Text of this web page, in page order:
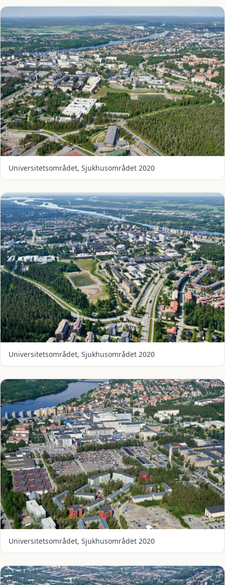
Universitetsområdet, Sjukhusområdet 2020
Universitetsområdet, Sjukhusområdet 2020
Universitetsområdet, Sjukhusområdet 2020